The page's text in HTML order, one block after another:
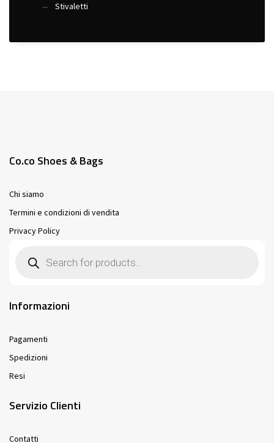
Stivaletti
Co.co Shoes & Bags
Chi siamo
Termini e condizioni di vendita
Privacy Policy
search
Informazioni
Pagamenti
Spedizioni
Resi
Servizio Clienti
Contatti